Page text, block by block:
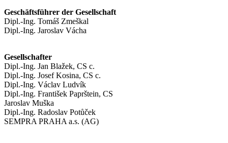
Geschäftsführer der Gesellschaft
Dipl.-Ing. Tomáš Zmeškal
Dipl.-Ing. Jaroslav Vácha
Gesellschafter
Dipl.-Ing. Jan Blažek, CS c.
Dipl.-Ing. Josef Kosina, CS c.
Dipl.-Ing. Václav Ludvík
Dipl.-Ing. František Paprštein, CS
Jaroslav Muška
Dipl.-Ing. Radoslav Potůček
SEMPRA PRAHA a.s. (AG)